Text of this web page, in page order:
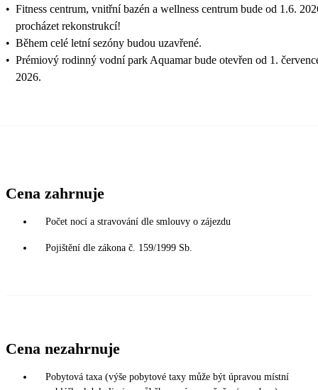
• Fitness centrum, vnitřní bazén a wellness centrum bude od 1.6.
procházet rekonstrukcí!
• Během celé letní sezóny budou uzavřené.
• Prémiový rodinný vodní park Aquamar bude otevřen od 1.
2026.
Cena zahrnuje
Počet nocí a stravování dle smlouvy o zájezdu
Pojištění dle zákona č. 159/1999 Sb.
Cena nezahrnuje
Pobytová taxa (výše pobytové taxy může být úpravou místní